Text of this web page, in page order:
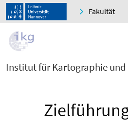
Fakultät
Institut für Kartographie